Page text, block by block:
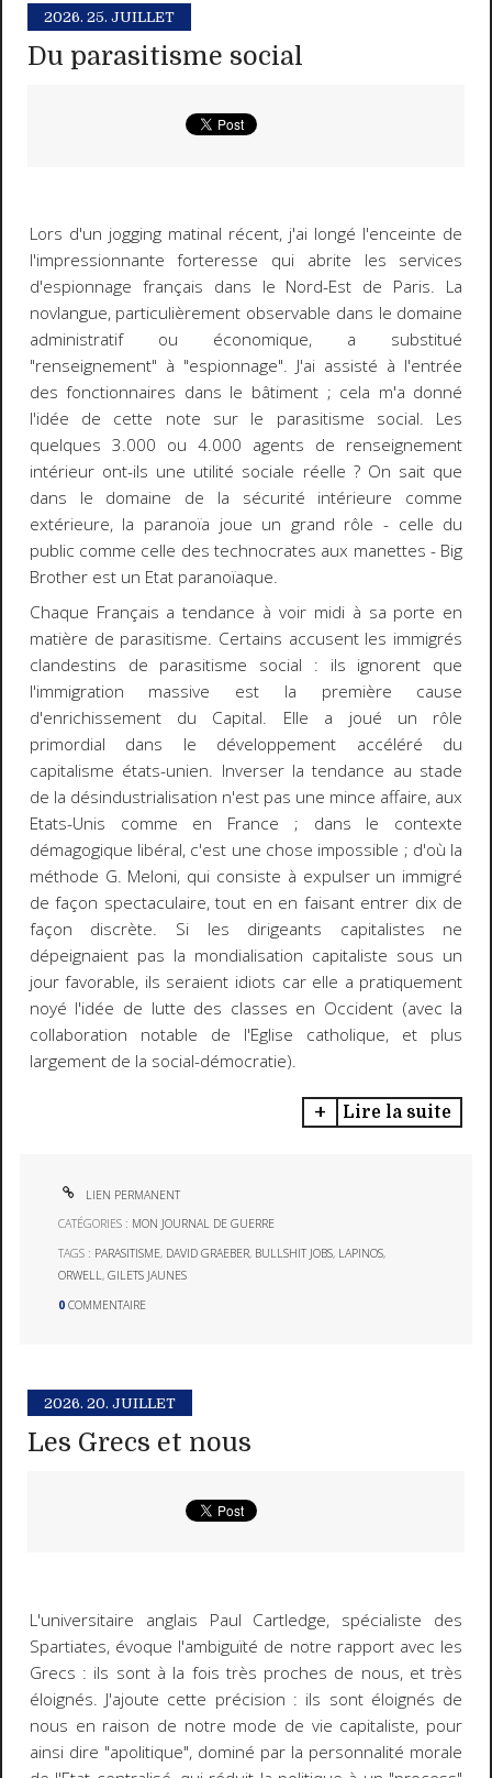
2026. 25. JUILLET
Du parasitisme social
Lors d'un jogging matinal récent, j'ai longé l'enceinte de
l'impressionnante forteresse qui abrite les services
d'espionnage français dans le Nord-Est de Paris. La
novlangue, particulièrement observable dans le domaine
administratif ou économique, a substitué
"renseignement" à "espionnage". J'ai assisté à l'entrée
des fonctionnaires dans le bâtiment ; cela m'a donné
l'idée de cette note sur le parasitisme social. Les
quelques 3.000 ou 4.000 agents de renseignement
intérieur ont-ils une utilité sociale réelle ? On sait que
dans le domaine de la sécurité intérieure comme
extérieure, la paranoïa joue un grand rôle - celle du
public comme celle des technocrates aux manettes - Big
Brother est un Etat paranoïaque.
Chaque Français a tendance à voir midi à sa porte en
matière de parasitisme. Certains accusent les immigrés
clandestins de parasitisme social : ils ignorent que
l'immigration massive est la première cause
d'enrichissement du Capital. Elle a joué un rôle
primordial dans le développement accéléré du
capitalisme états-unien. Inverser la tendance au stade
de la désindustrialisation n'est pas une mince affaire, aux
Etats-Unis comme en France ; dans le contexte
démagogique libéral, c'est une chose impossible ; d'où la
méthode G. Meloni, qui consiste à expulser un immigré
de façon spectaculaire, tout en en faisant entrer dix de
façon discrète. Si les dirigeants capitalistes ne
dépeignaient pas la mondialisation capitaliste sous un
jour favorable, ils seraient idiots car elle a pratiquement
noyé l'idée de lutte des classes en Occident (avec la
collaboration notable de l'Eglise catholique, et plus
largement de la social-démocratie).
Lire la suite
LIEN PERMANENT
CATÉGORIES : MON JOURNAL DE GUERRE
TAGS : PARASITISME, DAVID GRAEBER, BULLSHIT JOBS, LAPINOS,
ORWELL,GILETS JAUNES
0 COMMENTAIRE
2026. 20. JUILLET
Les Grecs et nous
L'universitaire anglais Paul Cartledge, spécialiste des
Spartiates, évoque l'ambiguïté de notre rapport avec les
Grecs : ils sont à la fois très proches de nous, et très
éloignés. J'ajoute cette précision : ils sont éloignés de
nous en raison de notre mode de vie capitaliste, pour
ainsi dire "apolitique", dominé par la personnalité morale